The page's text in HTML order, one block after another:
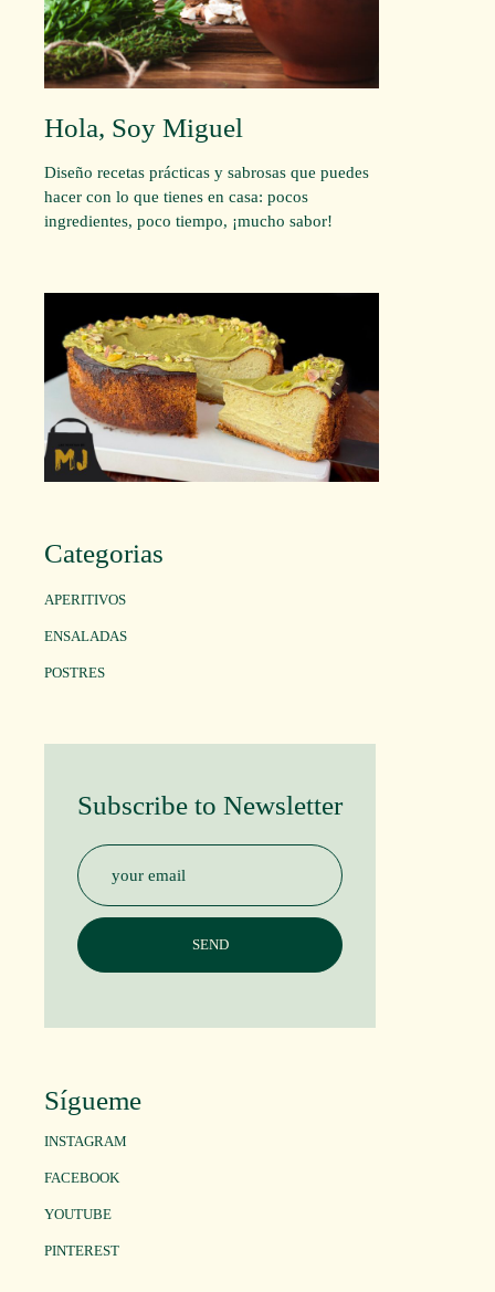
Hola, Soy Miguel
Diseño recetas prácticas y sabrosas que puedes
hacer con lo que tienes en casa: pocos
ingredientes, poco tiempo, ¡mucho sabor!
Categorias
APERITIVOS
ENSALADAS
POSTRES
Subscribe to Newsletter
Sígueme
INSTAGRAM
FACEBOOK
YOUTUBE
PINTEREST